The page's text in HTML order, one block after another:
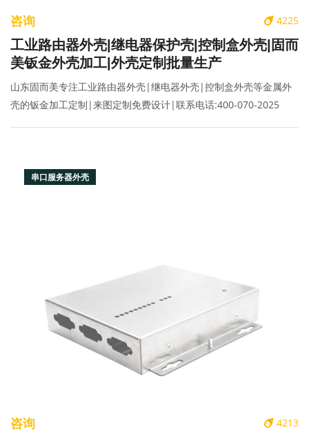
4225
咨询
工业路由器外壳|继电器保护壳|控制盒外壳|固而
美钣金外壳加工|外壳定制批量生产
山东固而美专注工业路由器外壳|继电器外壳|控制盒外壳等金属外
壳的钣金加工定制|来图定制免费设计|联系电话:400-070-2025
串口服务器外壳
4213
咨询